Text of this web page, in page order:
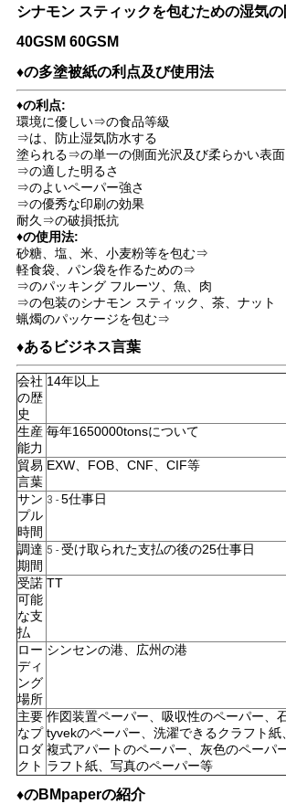
だ
さ
い
ニ
ュ
ー
ス
事
件
地
図
プ
ラ
イ
バ
シ
ー
ポ
リ
シナモン スティックを包むための湿気
40GSM 60GSM
♦の多塗被紙の利点及び使用法
♦の利点:
環境に優しい⇒の食品等級
⇒は、防止湿気防水する
塗られる⇒の単一の側面光沢及び柔らかい表面
⇒の適した明るさ
⇒のよいペーパー強さ
⇒の優秀な印刷の効果
耐久⇒の破損抵抗
♦の使用法:
砂糖、塩、米、小麦粉等を包む⇒
軽食袋、パン袋を作るための⇒
⇒のパッキング フルーツ、魚、肉
⇒の包装のシナモン スティック、茶、ナット
蝋燭のパッケージを包む⇒
♦あるビジネス言葉
会社
の歴
史
14年以上
生産
能力
毎年1650000tonsについて
貿易
言葉
EXW、FOB、CNF、CIF等
サン
プル
時間
3 - 5仕事日
調達
期間
5 - 受け取られた支払の後の25仕事日
受諾
可能
な支
払
TT
ロー
ディ
ング
場所
シンセンの港、広州の港
主要
なプ
ロダ
クト
作図装置ペーパー、吸収性のペーパー、
tyvekのペーパー、洗濯できるクラフト紙
複式アパートのペーパー、灰色のペーパ
ラフト紙、写真のペーパー等
♦のBMpaperの紹介